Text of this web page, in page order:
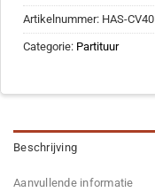
Artikelnummer: HAS-
Categorie: Partituur
Beschrijving
Aanvullende informatie